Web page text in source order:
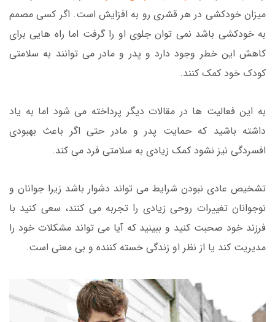
میزان خودکشی در هر قشری رو به افزایش است. اگر کسی مصمم
به خودکشی باشد نمی توان جلوی او را گرفت اما راه هایی برای
کاهش این خطر وجود دارد و پدر و مادر می توانند به سلامتی
کودک خود کمک کنند.
به این فعالیت ها در مقالات دیگر پرداخته می شود اما به یاد
داشته باشید که حمایت پدر و مادر حتی اگر باعث بهبودی
افسردگی نیز نشود کمک زیادی به سلامتی فرد می کند.
تشخیص عادی نبودن شرایط می تواند دشوار باشد زیرا جوانان و
نوجوانان تغییرات روحی زیادی را تجربه می کنند، سعی کنید با
فرزند خود صحبت کنید و ببینید که آیا می تواند مشکلات خود را
مدیریت کند یا از نظر او زندگی خسته کننده و بی معنی است.